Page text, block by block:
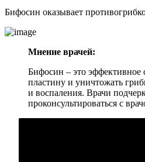
Бифосин оказывает
Мнение врачей:
Бифосин – это эффективное
пластину и уничтожать
и воспаления. Врачи
проконсультироваться с